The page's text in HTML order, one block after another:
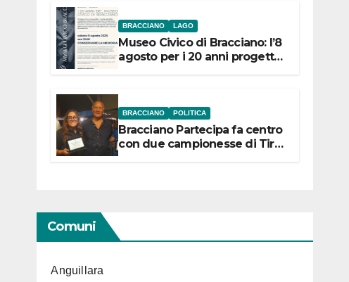
BRACCIANO LAGO
Museo Civico di Bracciano: l’8
agosto per i 20 anni progetto
BRACCIANO POLITICA
Bracciano Partecipa fa centro
con due campionesse di Tiro
Comuni
Anguillara